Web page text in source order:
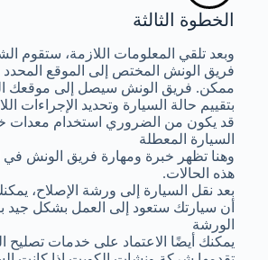
الخطوة الثالثة
وبعد تلقي المعلومات اللازمة، ستقوم
فريق الونش المختص إلى الموقع
ممكن. فريق الونش سيصل إلى موقعك
بتقييم حالة السيارة وتحديد الإجراءات
قد يكون من الضروري استخدام معدات
السيارة المعطلة
وهنا تظهر خبرة ومهارة فريق الونش في
هذه الحالات.
بعد نقل السيارة إلى ورشة الإصلاح،
أن سيارتك ستعود إلى العمل بشكل جيد
الورشة
يمكنك أيضًا الاعتماد على خدمات تصليح